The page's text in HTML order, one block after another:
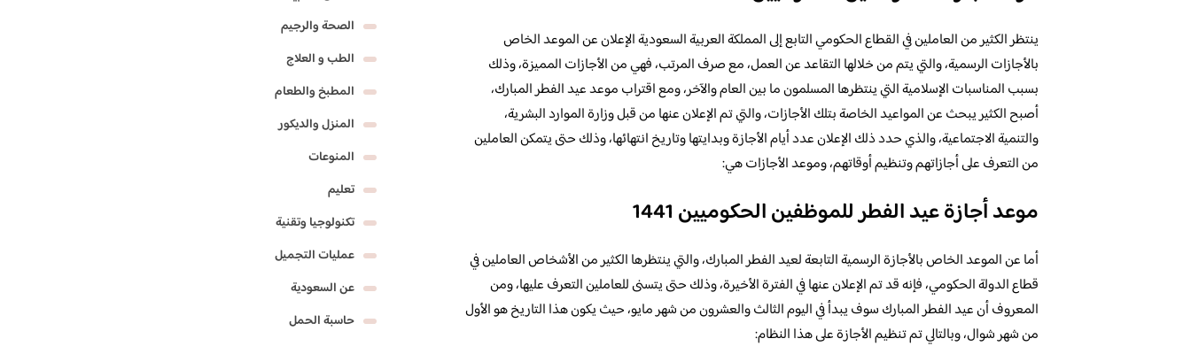
ينتظر الكثير من العاملين في القطاع الحكومي التابع إلى المملكة العربية السعودية الإعلان عن الموعد الخاص
بالأجازات الرسمية، والتي يتم من خلالها التقاعد عن العمل، مع صرف المرتب، فهي من الأجازات المميزة، وذلك
بسبب المناسبات الإسلامية التي ينتظرها المسلمون ما بين العام والآخر، ومع اقتراب موعد عيد الفطر المبارك،
أصبح الكثير يبحث عن المواعيد الخاصة بتلك الأجازات، والتي تم الإعلان عنها من قبل وزارة الموارد البشرية،
والتنمية الاجتماعية، والذي حدد ذلك الإعلان عدد أيام الأجازة وبدايتها وتاريخ انتهائها، وذلك حتى يتمكن العاملين
من التعرف على أجازاتهم وتنظيم أوقاتهم، وموعد الأجازات هي:
موعد أجازة عيد الفطر للموظفين الحكوميين 1441
أما عن الموعد الخاص بالأجازة الرسمية التابعة لعيد الفطر المبارك، والتي ينتظرها الكثير من الأشخاص العاملين في
قطاع الدولة الحكومي، فإنه قد تم الإعلان عنها في الفترة الأخيرة، وذلك حتى يتسنى للعاملين التعرف عليها، ومن
المعروف أن عيد الفطر المبارك سوف يبدأ في اليوم الثالث والعشرون من شهر مايو، حيث يكون هذا التاريخ هو الأول
من شهر شوال، وبالتالي تم تنظيم الأجازة على هذا النظام:
الصحة والرجيم
الطب و العلاج
المطبخ والطعام
المنزل والديكور
المنوعات
تعليم
تكنولوجيا وتقنية
عمليات التجميل
عن السعودية
حاسبة الحمل